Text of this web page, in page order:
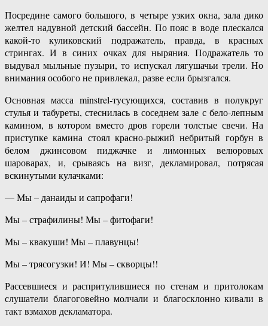
Посредине самого большого, в четыре узких окна, зала дико
желтел надувной детский бассейн. По пояс в воде плескался
какой-то куликовский подражатель, правда, в красных
стрингах. И в синих очках для ныряния. Подражатель то
выдувал мыльные пузыри, то испускал лягушачьи трели. Но
внимания особого не привлекал, разве если брызгался.
Основная масса minstrel-тусующихся, составив в полукруг
стулья и табуреты, стеснилась в соседнем зале с бело-лепным
камином, в котором вместо дров горели толстые свечи. На
приступке камина стоял красно-рыжий небритый горбун в
белом джинсовом пиджачке и лимонных велюровых
шароварах, и, срываясь на визг, декламировал, потрясая
вскинутыми кулачками:
— Мы – данаиды и сапрофаги!
Мы – страфилины! Мы – фитофаги!
Мы – квакуши! Мы – плавунцы!
Мы – трясогузки! И! Мы – скворцы!!
Рассевшиеся и распритулившиеся по стенам и притолокам
слушатели благоговейно молчали и благосклонно кивали в
такт взмахов декламатора.